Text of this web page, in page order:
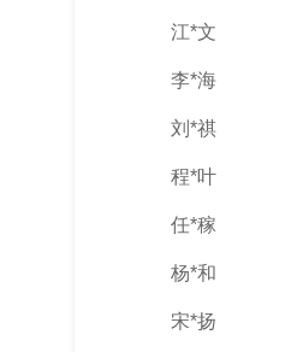
江*文
李*海
刘*祺
程*叶
任*稼
杨*和
宋*扬